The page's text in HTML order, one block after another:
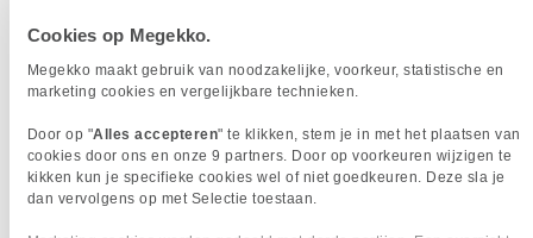
Cookies op Megekko.
Megekko maakt gebruik van noodzakelijke, voorkeur, statistische en
marketing cookies en vergelijkbare technieken.
Door op "Alles accepteren" te klikken, stem je in met het plaatsen van
cookies door ons en onze 9 partners. Door op voorkeuren wijzigen te
kikken kun je specifieke cookies wel of niet goedkeuren. Deze sla je
dan vervolgens op met Selectie toestaan.
Vendorcode
AC8335
Beeldformaat (max)
Verbeterd kabelbeheer
Verstelbare diepte
✓︎
Eigenschap
Beeldschermen (max)
1 x
Minimale schermgrootte
43,2 cm (17")
Type hoogteverstelling
PRODUCTVIDEO
Voor het vertonen van deze youtube-video moeten cookies
geaccepteerd zijn.
Klik hier om je cookievoorkeuren te wijzigen.